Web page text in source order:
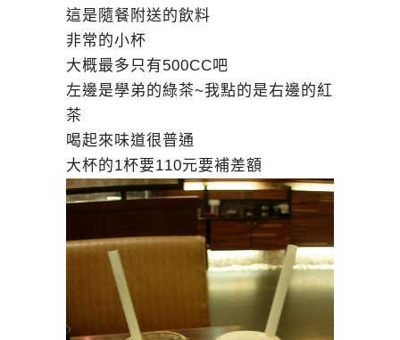
這是隨餐附送的飲料
非常的小杯
大概最多只有500CC吧
左邊是學弟的綠茶~我點的是右邊的紅
茶
喝起來味道很普通
大杯的1杯要110元要補差額